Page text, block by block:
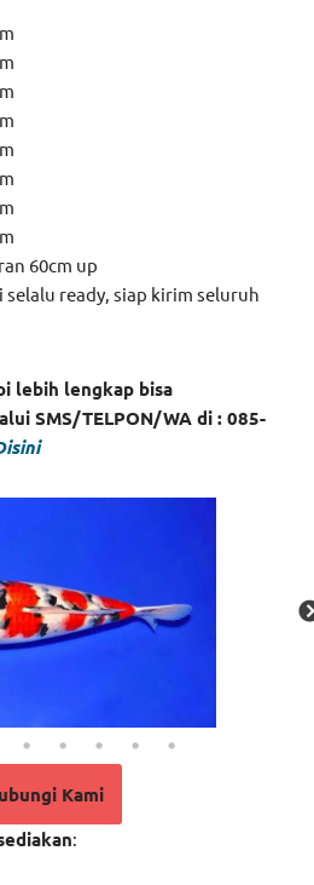
60cm up
selalu ready, siap kirim seluruh
lebih lengkap bisa
SMS/TELPON/WA di : 085-
Kami
: